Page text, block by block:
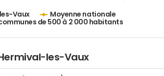
Vaux
Moyenne nationale
de 500 à 2 000 habitants
les-Vaux